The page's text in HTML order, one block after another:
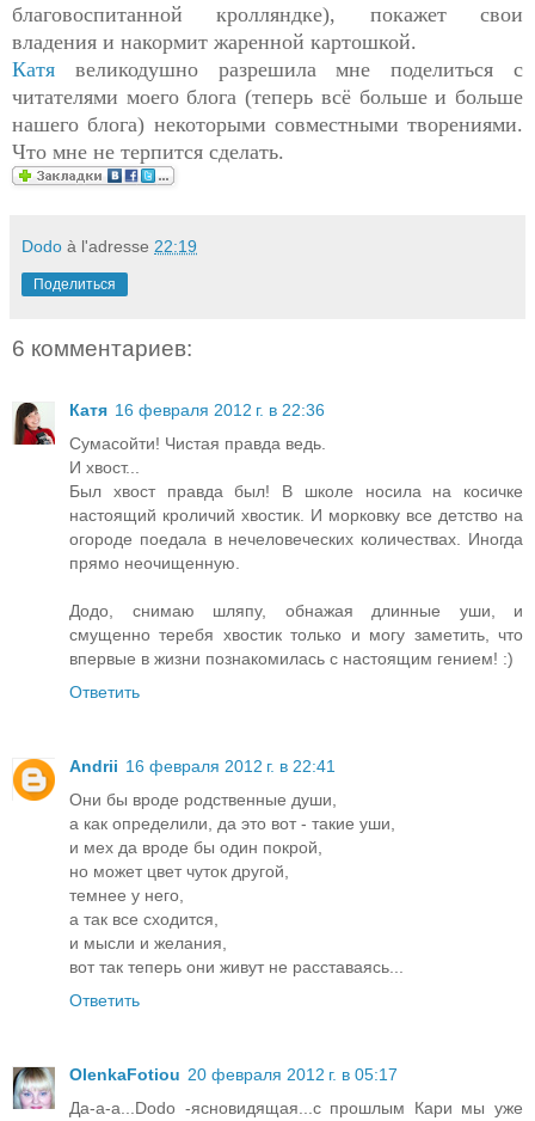
благовоспитанной кролляндке), покажет свои
владения и накормит жаренной картошкой.
Катя великодушно разрешила мне поделиться с
читателями моего блога (теперь всё больше и больше
нашего блога) некоторыми совместными творениями.
Что мне не терпится сделать.
Dodo à l'adresse 22:19
Поделиться
6 комментариев:
Катя 16 февраля 2012 г. в 22:36
Сумасойти! Чистая правда ведь.
И хвост...
Был хвост правда был! В школе носила на косичке
настоящий кроличий хвостик. И морковку все детство на
огороде поедала в нечеловеческих количествах. Иногда
прямо неочищенную.
Додо, снимаю шляпу, обнажая длинные уши, и
смущенно теребя хвостик только и могу заметить, что
впервые в жизни познакомилась с настоящим гением! :)
Ответить
Andrii 16 февраля 2012 г. в 22:41
Они бы вроде родственные души,
а как определили, да это вот - такие уши,
и мех да вроде бы один покрой,
но может цвет чуток другой,
темнее у него,
а так все сходится,
и мысли и желания,
вот так теперь они живут не расставаясь...
Ответить
OlenkaFotiou 20 февраля 2012 г. в 05:17
Да-а-а...Dodo -ясновидящая...с прошлым Кари мы уже